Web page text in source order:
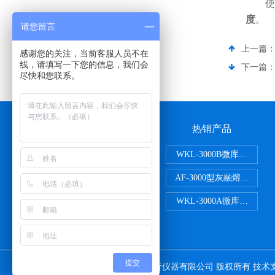
度。
上一篇：
下一篇：
联系我们
热销产品
WKL-3000B微库仑氯分析
AF-3000型灰融熔性测定仪
WKL-3000A微库仑硫分析
Copyright © 2026 江苏国创分析仪器有限公司 版权所有 技术
请您留言
感谢您的关注，当前客服人员不在
线，请填写一下您的信息，我们会
尽快和您联系。
提交